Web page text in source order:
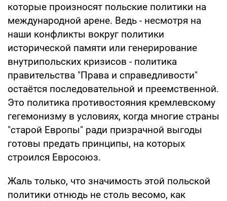
которые произносят польские политики на
международной арене. Ведь - несмотря на
наши конфликты вокруг политики
исторической памяти или генерирование
внутрипольских кризисов - политика
правительства "Права и справедливости"
остаётся последовательной и преемственной.
Это политика противостояния кремлевскому
гегемонизму в условиях, когда многие страны
"старой Европы" ради призрачной выгоды
готовы предать принципы, на которых
строился Евросоюз.
Жаль только, что значимость этой польской
политики отнюдь не столь весомо, как